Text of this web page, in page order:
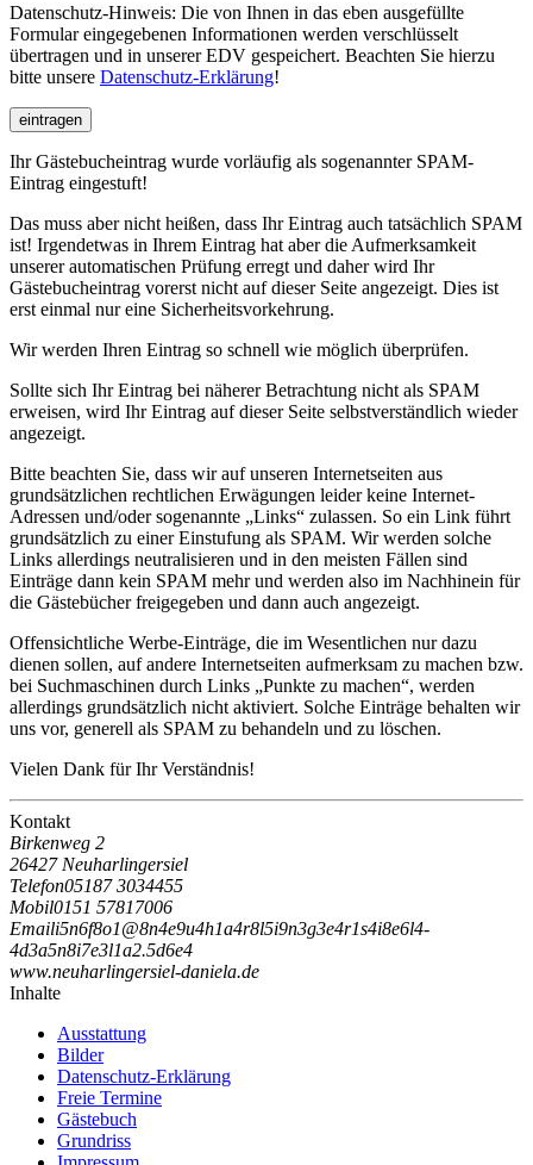
Datenschutz-Hinweis: Die von Ihnen in das eben ausgefüllte
Formular eingegebenen Informationen werden verschlüsselt
übertragen und in unserer EDV gespeichert. Beachten Sie hierzu
bitte unsere Datenschutz-Erklärung!
eintragen
Ihr Gästebucheintrag wurde vorläufig als sogenannter SPAM-
Eintrag eingestuft!
Das muss aber nicht heißen, dass Ihr Eintrag auch tatsächlich SPAM
ist! Irgendetwas in Ihrem Eintrag hat aber die Aufmerksamkeit
unserer automatischen Prüfung erregt und daher wird Ihr
Gästebucheintrag vorerst nicht auf dieser Seite angezeigt. Dies ist
erst einmal nur eine Sicherheitsvorkehrung.
Wir werden Ihren Eintrag so schnell wie möglich überprüfen.
Sollte sich Ihr Eintrag bei näherer Betrachtung nicht als SPAM
erweisen, wird Ihr Eintrag auf dieser Seite selbstverständlich wieder
angezeigt.
Bitte beachten Sie, dass wir auf unseren Internetseiten aus
grundsätzlichen rechtlichen Erwägungen leider keine Internet-
Adressen und/oder sogenannte „Links“ zulassen. So ein Link führt
grundsätzlich zu einer Einstufung als SPAM. Wir werden solche
Links allerdings neutralisieren und in den meisten Fällen sind
Einträge dann kein SPAM mehr und werden also im Nachhinein für
die Gästebücher freigegeben und dann auch angezeigt.
Offensichtliche Werbe-Einträge, die im Wesentlichen nur dazu
dienen sollen, auf andere Internetseiten aufmerksam zu machen bzw.
bei Suchmaschinen durch Links „Punkte zu machen“, werden
allerdings grundsätzlich nicht aktiviert. Solche Einträge behalten wir
uns vor, generell als SPAM zu behandeln und zu löschen.
Vielen Dank für Ihr Verständnis!
Kontakt
Birkenweg 2
26427 Neuharlingersiel
Telefon05187 3034455
Mobil0151 57817006
Emaili5n6f8o1@8n4e9u4h1a4r8l5i9n3g3e4r1s4i8e6l4-
4d3a5n8i7e3l1a2.5d6e4
www.neuharlingersiel-daniela.de
Inhalte
Ausstattung
Bilder
Datenschutz-Erklärung
Freie Termine
Gästebuch
Grundriss